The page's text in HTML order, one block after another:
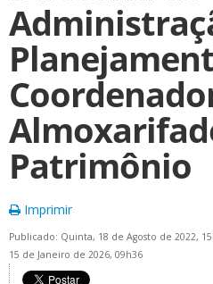
Patrimônio
Imprimir
Publicado: Quinta, 18 de Agosto de 2022,
15 de Janeiro de 2026, 09h36